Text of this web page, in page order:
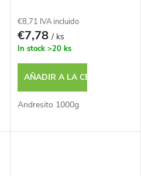
€8,71 IVA incluido
€7,78/ ks
In stock >20 ks
AÑADIR A LA CESTA
Andresito 1000g